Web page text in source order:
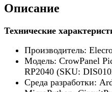
Описание
Технические
Производитель:
Модель: CrowPanel
RP2040 (SKU:
Среда разработки: